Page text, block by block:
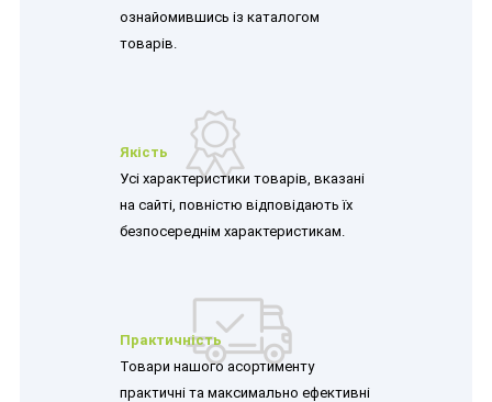
ознайомившись із каталогом
товарів.
Якість
Усі характеристики товарів, вказані
на сайті, повністю відповідають їх
безпосереднім характеристикам.
Практичність
Товари нашого асортименту
практичні та максимально ефективні